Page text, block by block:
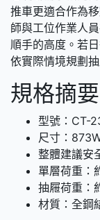
推車更適合作為
師與工位作業人
順手的高度。若
依實際情境規劃
規格摘要
型號：CT-
尺寸：
整體建議安
單層荷重：
抽屜荷重：
材質：全鋼